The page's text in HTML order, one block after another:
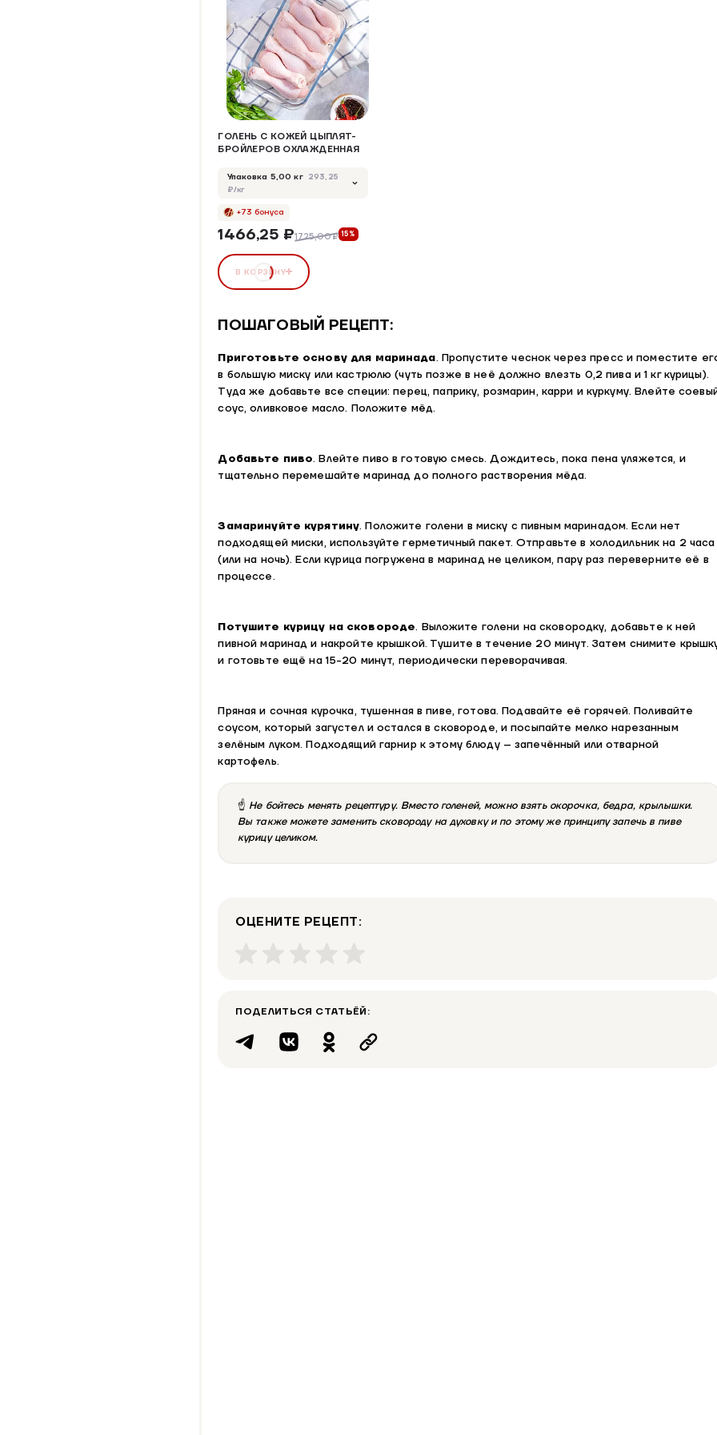
ГОЛЕНЬ С КОЖЕЙ ЦЫПЛЯТ-
БРОЙЛЕРОВ ОХЛАЖДЕННАЯ
Упаковка 5,00 кг
293,25
₽/кг
+73 бонуса
1466,25 ₽1725,00₽ 15%
В КОРЗИНУ
ПОШАГОВЫЙ РЕЦЕПТ:
Приготовьте основу для маринада. Пропустите чеснок через пресс и поместите
в большую миску или кастрюлю (чуть позже в неё должно влезть 0,2 пива и 1 кг курицы).
Туда же добавьте все специи: перец, паприку, розмарин, карри и куркуму. Влейте
соус, оливковое масло. Положите мёд.
Добавьте пиво. Влейте пиво в готовую смесь. Дождитесь, пока пена уляжется, и
тщательно перемешайте маринад до полного растворения мёда.
Замаринуйте курятину. Положите голени в миску с пивным маринадом. Если нет
подходящей миски, используйте герметичный пакет. Отправьте в холодильник на 2 часа
(или на ночь). Если курица погружена в маринад не целиком, пару раз переверните её в
процессе.
Потушите курицу на сковороде. Выложите голени на сковородку, добавьте к ней
пивной маринад и накройте крышкой. Тушите в течение 20 минут. Затем снимите
и готовьте ещё на 15-20 минут, периодически переворачивая.
Пряная и сочная курочка, тушенная в пиве, готова. Подавайте её горячей. Поливайте
соусом, который загустел и остался в сковороде, и посыпайте мелко нарезанным
зелёным луком. Подходящий гарнир к этому блюду – запечённый или отварной
картофель.
☝ Не бойтесь менять рецептуру. Вместо голеней, можно взять окорочка, бедра, крылышки.
Вы также можете заменить сковороду на духовку и по этому же принципу запечь в пиве
курицу целиком.
ОЦЕНИТЕ РЕЦЕПТ:
ПОДЕЛИТЬСЯ СТАТЬЁЙ: